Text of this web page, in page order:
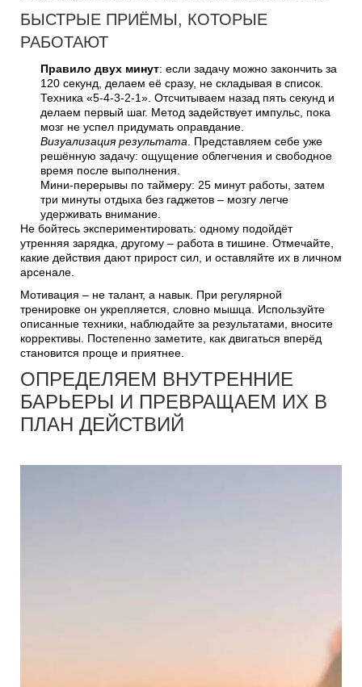
БЫСТРЫЕ ПРИЁМЫ, КОТОРЫЕ
РАБОТАЮТ
Правило двух минут: если задачу можно закончить за
120 секунд, делаем её сразу, не складывая в список.
Техника «5-4-3-2-1». Отсчитываем назад пять секунд и
делаем первый шаг. Метод задействует импульс, пока
мозг не успел придумать оправдание.
Визуализация результата . Представляем себе уже
решённую задачу: ощущение облегчения и свободное
время после выполнения.
Мини-перерывы по таймеру: 25 минут работы, затем
три минуты отдыха без гаджетов – мозгу легче
удерживать внимание.
Не бойтесь экспериментировать: одному подойдёт
утренняя зарядка, другому – работа в тишине. Отмечайте,
какие действия дают прирост сил, и оставляйте их в личном
арсенале.
Мотивация – не талант, а навык. При регулярной
тренировке он укрепляется, словно мышца. Используйте
описанные техники, наблюдайте за результатами, вносите
коррективы. Постепенно заметите, как двигаться вперёд
становится проще и приятнее.
ОПРЕДЕЛЯЕМ ВНУТРЕННИЕ
БАРЬЕРЫ И ПРЕВРАЩАЕМ ИХ В
ПЛАН ДЕЙСТВИЙ